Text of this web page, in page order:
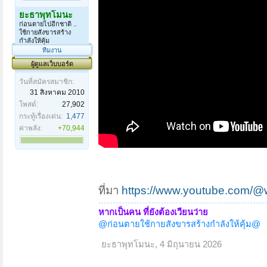
ยะธาพุทโมนะ
ก่อนตายไปอีกชาติ ..
ใช้กายสังขารสร้าง
กำลังให้คุ้ม
ทีมงาน
ผู้ดูแลเว็บบอร์ด
วันที่สมัครสมาชิก:
31 สิงหาคม 2010
โพสต์:
27,902
กระทู้เรื่องเด่น: 1,477
ค่าพลัง:
+70,944
ที่มา https://www.youtube.com/
หากเป็นคน ที่ยังต้องเวียนว่าย
@ก่อนตายใช้กายสังขารสร้างกำลังให้คุ้ม@
ยะธาพุทโมนะ, 4 มิถุนายน 2026